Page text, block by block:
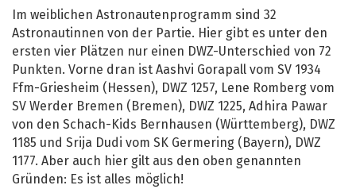
Im weiblichen Astronautenprogramm sind 32
Astronautinnen von der Partie. Hier gibt es unter den
ersten vier Plätzen nur einen DWZ-Unterschied von 72
Punkten. Vorne dran ist Aashvi Gorapall vom SV 1934
Ffm-Griesheim (Hessen), DWZ 1257, Lene Romberg vom
SV Werder Bremen (Bremen), DWZ 1225, Adhira Pawar
von den Schach-Kids Bernhausen (Württemberg), DWZ
1185 und Srija Dudi vom SK Germering (Bayern), DWZ
1177. Aber auch hier gilt aus den oben genannten
Gründen: Es ist alles möglich!